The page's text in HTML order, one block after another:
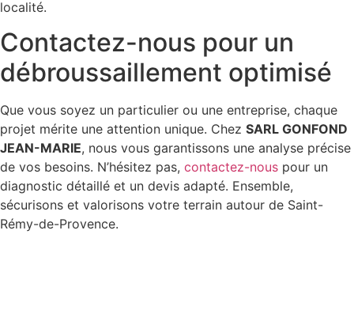
localité.
Contactez-nous pour un
débroussaillement optimisé
Que vous soyez un particulier ou une entreprise, chaque
projet mérite une attention unique. Chez SARL GONFOND
JEAN-MARIE, nous vous garantissons une analyse précise
de vos besoins. N’hésitez pas, contactez-nous pour un
diagnostic détaillé et un devis adapté. Ensemble,
sécurisons et valorisons votre terrain autour de Saint-
Rémy-de-Provence.